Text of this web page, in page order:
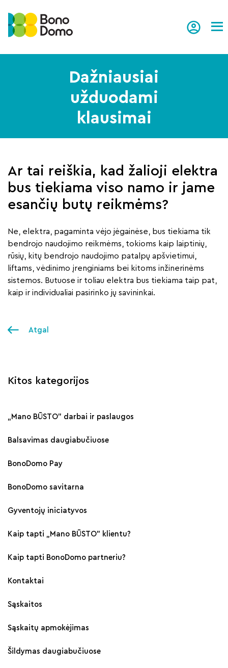
Dažniausiai
užduodami
klausimai
Ar tai reiškia, kad žalioji elektra
bus tiekiama viso namo ir jame
esančių butų reikmėms?
Ne, elektra, pagaminta vėjo jėgainėse, bus tiekiama tik
bendrojo naudojimo reikmėms, tokioms kaip laiptinių,
rūsių, kitų bendrojo naudojimo patalpų apšvietimui,
liftams, vėdinimo įrenginiams bei kitoms inžinerinėms
sistemos. Butuose ir toliau elektra bus tiekiama taip pat,
kaip ir individualiai pasirinko jų savininkai.
Atgal
Kitos kategorijos
„Mano BŪSTO" darbai ir paslaugos
Balsavimas daugiabučiuose
BonoDomo Pay
BonoDomo savitarna
Gyventojų iniciatyvos
Kaip tapti „Mano BŪSTO" klientu?
Kaip tapti BonoDomo partneriu?
Kontaktai
Sąskaitos
Sąskaitų apmokėjimas
Šildymas daugiabučiuose